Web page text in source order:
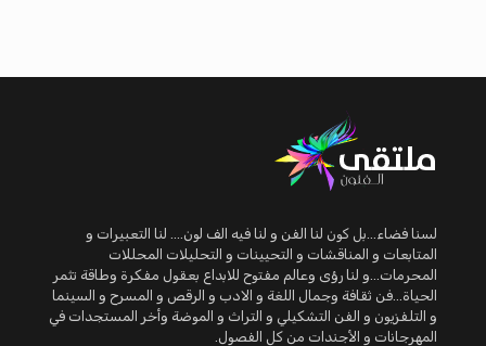
لسنا فضاء...بل كون لنا الفن و لنا فيه الف لون.... لنا التعبيرات و
المتابعات و المناقشات و التحيينات و التحليلات المحللات
المحرمات...و لنا رؤى وعالم مفتوح للابداع بعقول مفكرة وطاقة تثمر
الحياة...فن ثقافة وجمال اللغة و الادب و الرقص و المسرح و السينما
و التلفزيون و الفن التشكيلي و التراث و الموضة وأخر المستجدات في
المهرجانات و الأجندات من كل الفصول.